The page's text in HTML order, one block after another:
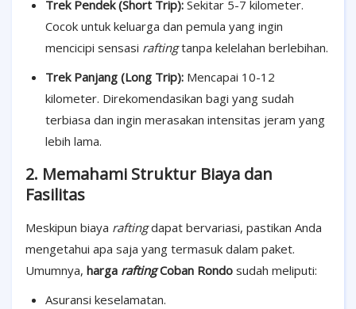
Trek Pendek (Short Trip): Sekitar 5-7 kilometer.
Cocok untuk keluarga dan pemula yang ingin
mencicipi sensasi raftingtanpa kelelahan berlebihan.
Trek Panjang (Long Trip): Mencapai 10-12
kilometer. Direkomendasikan bagi yang sudah
terbiasa dan ingin merasakan intensitas jeram yang
lebih lama.
2. Memahami Struktur Biaya dan
Fasilitas
Meskipun biaya raftingdapat bervariasi, pastikan Anda
mengetahui apa saja yang termasuk dalam paket.
Umumnya, harga raftingCoban Rondo sudah meliputi:
Asuransi keselamatan.